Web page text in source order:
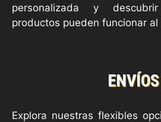
personalizada y
productos pueden funcionar al
ENVÍOS
Explora nuestras flexibles